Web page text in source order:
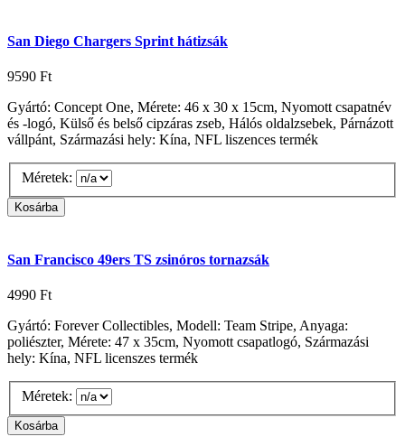
San Diego Chargers Sprint hátizsák
9590 Ft
Gyártó: Concept One, Mérete: 46 x 30 x 15cm, Nyomott csapatnév
és -logó, Külső és belső cipzáras zseb, Hálós oldalzsebek, Párnázott
vállpánt, Származási hely: Kína, NFL liszences termék
Méretek:
San Francisco 49ers TS zsinóros tornazsák
4990 Ft
Gyártó: Forever Collectibles, Modell: Team Stripe, Anyaga:
poliészter, Mérete: 47 x 35cm, Nyomott csapatlogó, Származási
hely: Kína, NFL licenszes termék
Méretek: